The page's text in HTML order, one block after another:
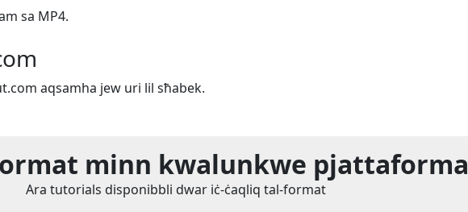
sa MP4.
aqsamha jew uri lil sħabek.
minn kwalunkwe pjattaforma
Ara tutorials disponibbli dwar iċ-ċaqliq tal-format